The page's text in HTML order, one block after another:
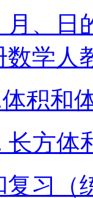
月、
数学人
积和
长方体
复习（